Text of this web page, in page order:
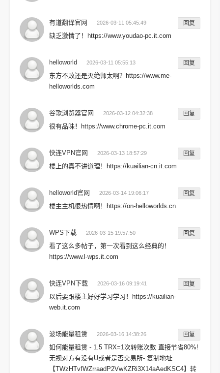
有道翻译官网 2026-03-11 05:45:49 回复
缺乏激情了！https://www.youdao-pc.it.com
helloworld 2026-03-11 05:55:13 回复
东方不败还是灭绝师太啊？https://www.me-
helloworlds.com
谷歌浏览器官网 2026-03-12 04:32:38 回复
很有品味！https://www.chrome-pc.it.com
快连VPN官网 2026-03-13 18:57:29 回复
楼上的真不讲道理！https://kuailian-cn.it.com
helloworld官网 2026-03-14 19:06:17 回复
楼主主机很热情啊！https://on-helloworlds.cn
WPS下载 2026-03-15 19:57:50 回复
看了这么多帖子，第一次看到这么经典的！
https://www.l-wps.it.com
快连VPN下载 2026-03-16 09:19:41 回复
以后要跟楼主好好学习学习！https://kuailian-
web.it.com
波场能量租赁 2026-03-16 14:38:26 回复
如何能量租赁 - 1.5 TRX=1次转账次数 直接节省80%!
无视对方有没有U或者是否交易所- 复制地址
【TWzHTvfWZrraadP2VwKZRi3X14aAedKSC4】转